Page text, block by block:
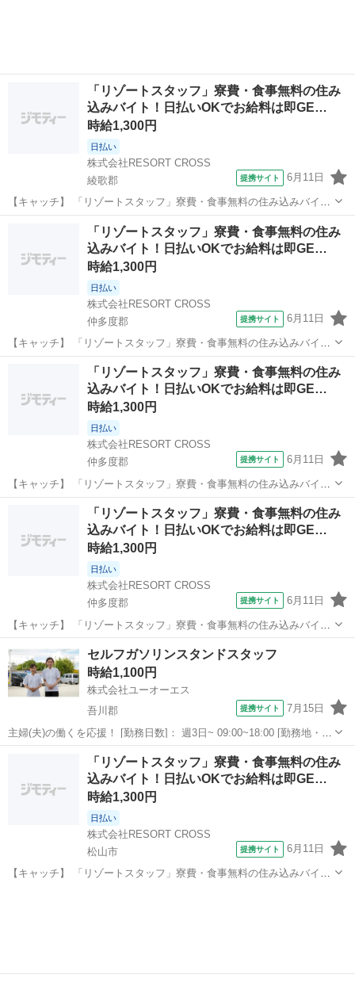
「リゾートスタッフ」寮費・食事無料の住み
込みバイト！日払いOKでお給料は即GE…
時給1,300円
日払い
株式会社RESORT CROSS
綾歌郡
提携サイト 6月11日
【キャッチ】 「リゾートスタッフ」寮費・食事無料の住み込みバイ
ト！日払いOKでお給料は即GET★履歴書＆来社不要のらくらく登録
♪20代・30代・40代のスタッフ活躍中！ 【コメント】 ＼新規スタッフ
100名以上の大募集★／...
ホテル
「リゾートスタッフ」寮費・食事無料の住み
込みバイト！日払いOKでお給料は即GE…
時給1,300円
日払い
株式会社RESORT CROSS
仲多度郡
提携サイト 6月11日
【キャッチ】 「リゾートスタッフ」寮費・食事無料の住み込みバイ
ト！日払いOKでお給料は即GET★履歴書＆来社不要のらくらく登録
♪20代・30代・40代のスタッフ活躍中！ 【コメント】 ＼新規スタッフ
100名以上の大募集★／...
仲多度郡 ホテル
「リゾートスタッフ」寮費・食事無料の住み
込みバイト！日払いOKでお給料は即GE…
時給1,300円
日払い
株式会社RESORT CROSS
仲多度郡
提携サイト 6月11日
【キャッチ】 「リゾートスタッフ」寮費・食事無料の住み込みバイ
ト！日払いOKでお給料は即GET★履歴書＆来社不要のらくらく登録
♪20代・30代・40代のスタッフ活躍中！ 【コメント】 ＼新規スタッフ
100名以上の大募集★／...
仲多度郡 ホテル
「リゾートスタッフ」寮費・食事無料の住み
込みバイト！日払いOKでお給料は即GE…
時給1,300円
日払い
株式会社RESORT CROSS
仲多度郡
提携サイト 6月11日
【キャッチ】 「リゾートスタッフ」寮費・食事無料の住み込みバイ
ト！日払いOKでお給料は即GET★履歴書＆来社不要のらくらく登録
♪20代・30代・40代のスタッフ活躍中！ 【コメント】 ＼新規スタッフ
100名以上の大募集★／...
ホテル
セルフガソリンスタンドスタッフ
時給1,100円
株式会社ユーオーエス
吾川郡
提携サイト 7月15日
主婦(夫)の働くを応援！ [勤務日数]： 週3日~ 09:00~18:00 [勤務地・最
寄駅]： 高知県吾川郡いの町枝川3205番1 太陽石油販売株式会社 四国
支店 セルフ伊野給油所 [職種名]：セルフガソリンスタ...
ガソリンスタンド
「リゾートスタッフ」寮費・食事無料の住み
込みバイト！日払いOKでお給料は即GE…
時給1,300円
日払い
株式会社RESORT CROSS
松山市
提携サイト 6月11日
【キャッチ】 「リゾートスタッフ」寮費・食事無料の住み込みバイ